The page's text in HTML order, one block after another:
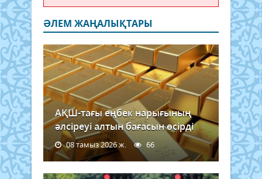
ӘЛЕМ ЖАҢАЛЫҚТАРЫ
АҚШ-тағы еңбек нарығының
әлсіреуі алтын бағасын өсірді
08 тамыз 2026 ж. 66